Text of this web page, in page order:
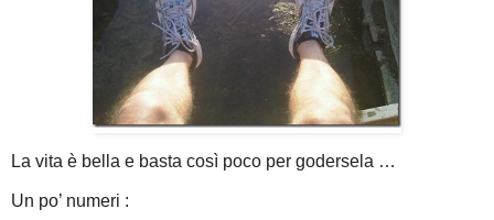
La vita è bella e basta così poco per godersela …
Un po’ numeri :